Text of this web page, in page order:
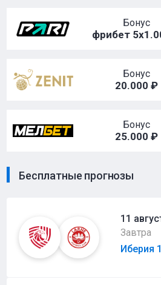
Бонус
фрибет
Бонус
20.000 ₽
Бонус
25.000 ₽
Бесплатные прогнозы
11
Завтра
Иберия